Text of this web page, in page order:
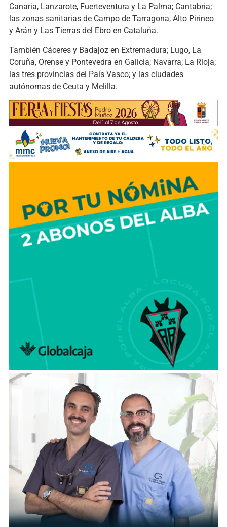
Canaria, Lanzarote, Fuerteventura y La Palma; Cantabria;
las zonas sanitarias de Campo de Tarragona, Alto Pirineo
y Arán y Las Tierras del Ebro en Cataluña.
También Cáceres y Badajoz en Extremadura; Lugo, La
Coruña, Orense y Pontevedra en Galicia; Navarra; La Rioja;
las tres provincias del País Vasco; y las ciudades
autónomas de Ceuta y Melilla.